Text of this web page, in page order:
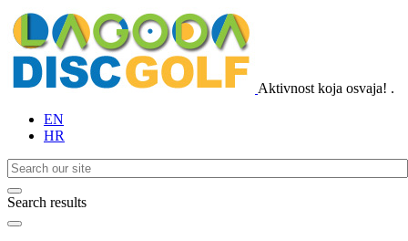
Aktivnost koja osvaja! .
EN
HR
Search results